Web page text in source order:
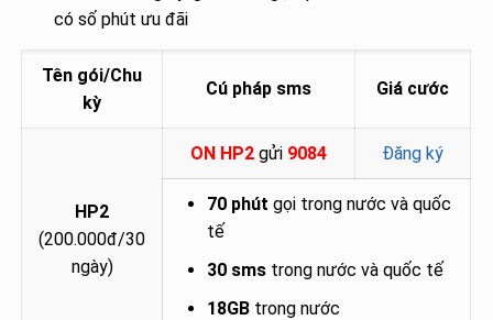
có số phút ưu đãi
Tên gói/Chu
kỳ
Cú pháp sms Giá cước
HP2
(200.000đ/30
ngày)
ON HP2 gửi 9084 Đăng ký
70 phút gọi trong nước và quốc
tế
30 sms trong nước và quốc tế
18GB trong nước